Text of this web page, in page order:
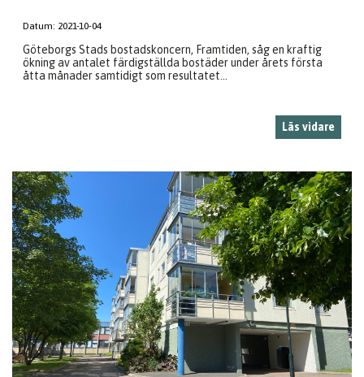
Datum: 2021-10-04
Göteborgs Stads bostadskoncern, Framtiden, såg en kraftig
ökning av antalet färdigställda bostäder under årets första
åtta månader samtidigt som resultatet...
Läs vidare